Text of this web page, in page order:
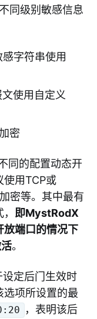
同级别敏感信息
字符串使用
使用自定义
密
同的配置动态开
使用TCP或
密等。其中最有
即MystRodX
放端口的情况下
。
定后门生效时
选项所设置的最
，表明该后